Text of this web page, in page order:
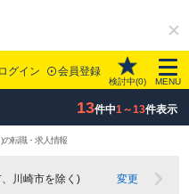
ログイン 会員登録
検討中(0) MENU
13件中1～13件表示
の転職・求人情報
川崎市を除く) 変更